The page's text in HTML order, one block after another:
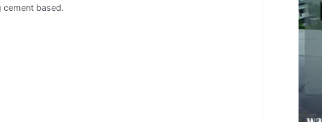
cement based.